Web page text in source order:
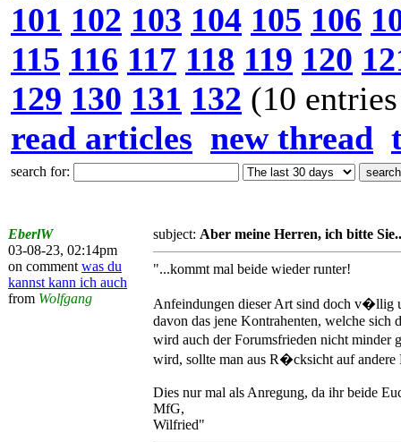
101 102 103 104 105 106
115 116 117 118 119 120
129 130 131 132 (10
read articles new thread
search for:
EberlW
03-08-23, 02:14pm
on comment was du
kannst kann ich auch
from Wolfgang
subject: Aber meine Herren, ich bitte
"...kommt mal beide wieder runter!
Anfeindungen dieser Art sind doch v�llig
davon das jene Kontrahenten, welche sich
wird auch der Forumsfrieden nicht minder
wird, sollte man aus R�cksicht auf andere
Dies nur mal als Anregung, da ihr beide
MfG,
Wilfried"